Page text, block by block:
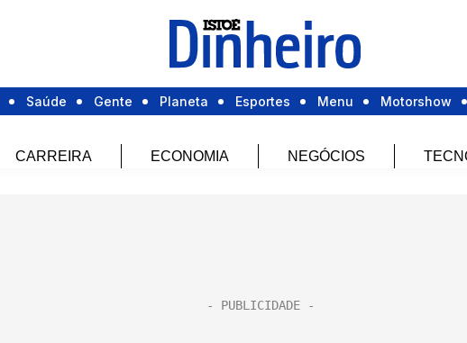
Saúde Gente Planeta Esportes Menu Motorshow
CARREIRA ECONOMIA NEGÓCIOS